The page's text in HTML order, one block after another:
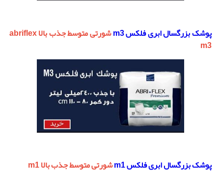
پوشک بزرگسال ابری فلکس m3 شورتی متوسط جذب بالا abriflex
m3
پوشک بزرگسال ابری فلکس m1 شورتی متوسط جذب بالا m1